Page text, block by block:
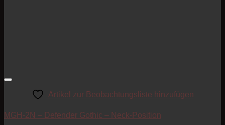
Artikel zur Beobachtungsliste hinzufügen
MGH-2N – Defender Gothic – Neck-Position